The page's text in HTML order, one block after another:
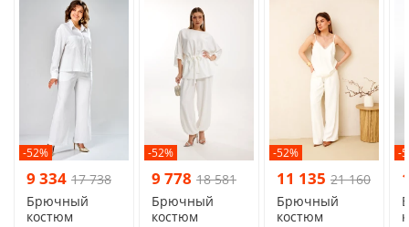
-52%
9 334 17 738
Брючный
костюм
-52%
9 778 18 581
Брючный
костюм
-52%
11 135 21 160
Брючный
костюм
-